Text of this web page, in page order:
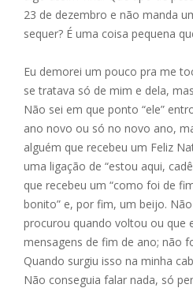
23 de dezembro e não manda
sequer? É uma coisa pequena
Eu demorei um pouco pra me
se tratava só de mim e dela,
Não sei em que ponto “ele”
ano novo ou só no novo ano,
alguém que recebeu um Feliz
uma ligação de “estou aqui,
que recebeu um “como foi de
bonito” e, por fim, um beijo.
procurou quando voltou ou que
mensagens de fim de ano; não
Quando surgiu isso na minha
Não conseguia falar nada, só